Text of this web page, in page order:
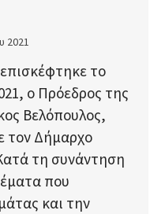
2021
το
ο Πρόεδρος της
Βελόπουλος,
τον Δήμαρχο
τη συνάντηση
που
και την